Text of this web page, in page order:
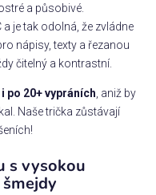
a působivé.
a je tak odolná, že zvládne
nápisy, texty a řezanou
čitelný a kontrastní.
po 20+ vypráních , aniž by
Naše trička zůstávají
s vysokou